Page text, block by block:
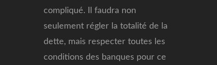
compliqué. Il faudra non
seulement régler la totalité de la
dette, mais respecter toutes les
conditions des banques pour ce